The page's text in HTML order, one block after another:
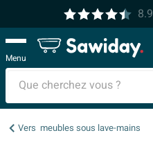
8.9
Menu
Vers meubles sous lave-mains